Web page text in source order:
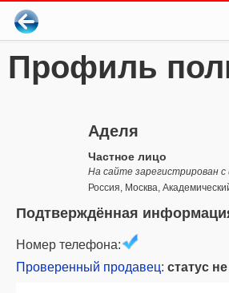
Профиль
Аделя
Частное лицо
На сайте зарегистрирован с
Россия, Москва,
Подтверждённая
Номер телефона:
Проверенный продавец: статус